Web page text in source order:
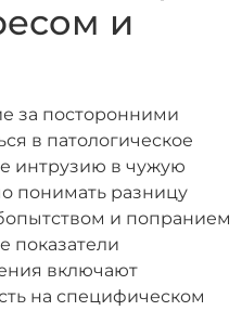
и
за посторонними
в патологическое
интрузию в чужую
понимать разницу
и попранием
показатели
включают
на специфическом